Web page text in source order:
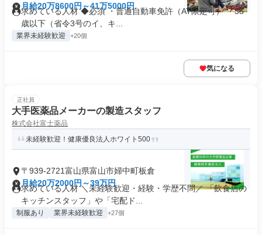
月給20万8600円～41万5000円
求めている人材 ◆必須 ・普通自動車免許（AT限定可） ・35
歳以下（省令3号のイ、キ...
業界未経験歓迎 +20個
気になる
正社員
大手医薬品メーカーの製造スタッフ
株式会社富士薬品
未経験歓迎！健康優良法人ホワイト500
〒939-2721富山県富山市婦中町板倉
月給20万2000円～39万円
求めている人材 ＼未経験歓迎・経験・学歴不問／ 「飲食店の
キッチンスタッフ」や「宅配ド...
制服あり 業界未経験歓迎 +27個